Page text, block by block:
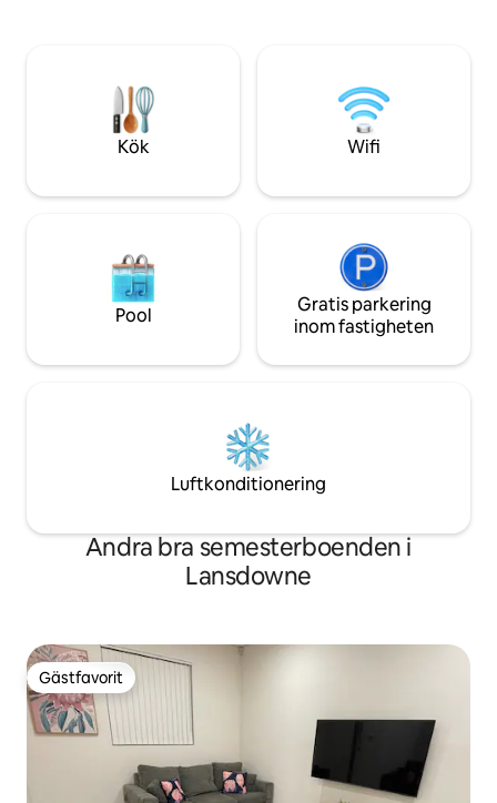
minuters bilresa) till Lidcombe Station 10
minuters promenad (eller 5 minuters
bilresa) Lidcombe köpcentrum 35
minuters promenad (eller 5 minuters
restauranger,
kollektivtrafik i
Gratis WiFi och
plats för upp till 4
Kök Wifi
Pool
Gratis parkering
inom fastigheten
Luftkonditionering
Andra bra semesterboenden i
Lansdowne
Gästfavorit
Gästfavorit